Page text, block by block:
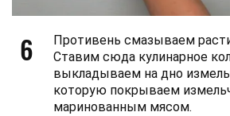
6
Противень смазываем
Ставим сюда кулинарное
выкладываем на дно
которую покрываем
маринованным мясом.